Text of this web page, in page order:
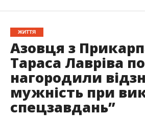
ЖИТТЯ
Азовця з
Тараса Лавріва
нагородили
мужність при
спецзавдань”